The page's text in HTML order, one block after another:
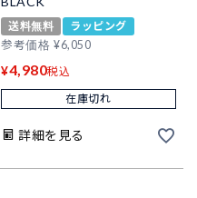
送料無料
ラッピング
参考価格 ¥6,050
¥4,980税込
在庫切れ
詳細を見る